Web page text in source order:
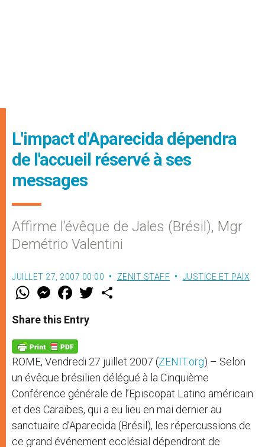
L'impact d'Aparecida dépendra
de l'accueil réservé à ses
messages
Affirme l’évêque de Jales (Brésil), Mgr
Demétrio Valentini
JUILLET 27, 2007 00:00 ZENIT STAFF JUSTICE ET PAIX
W
t
s
p
p
M
e
s
e
g
e
r
F
a
e
b
o
k
w
Share this Entry
ROME, Vendredi 27 juillet 2007 (ZENIT.org) – Selon
un évêque brésilien délégué à la Cinquième
Conférence générale de l’Episcopat Latino américain
et des Caraïbes, qui a eu lieu en mai dernier au
sanctuaire d’Aparecida (Brésil), les répercussions de
ce grand événement ecclésial dépendront de